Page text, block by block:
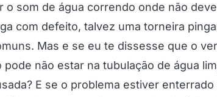
o som de água correndo onde não
com defeito, talvez uma torneira
Mas e se eu te dissesse que o
não estar na tubulação de água
E se o problema estiver